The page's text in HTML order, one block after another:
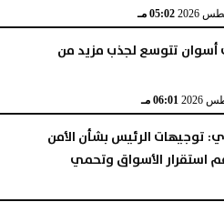
05:02 مـ
أسوان تتوسع لجذب مزيد من
06:01 مـ
توجيهات الرئيس بشأن الأمن
استقرار الأسواق وتحمي